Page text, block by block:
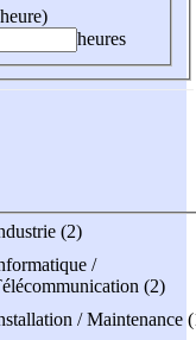
heures
(2)
/
(2)
/ Maintenance